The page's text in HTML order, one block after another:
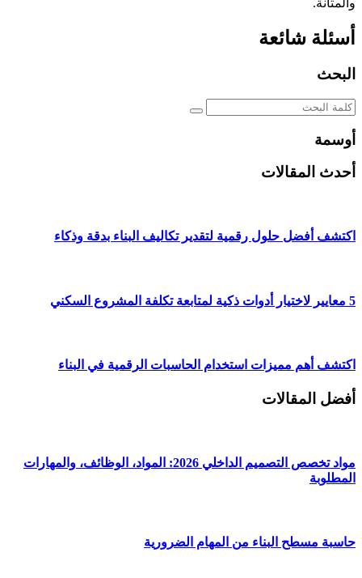
والمتانة.
أسئلة شائعة
البحث
أوسمة
أحدث المقالات
اكتشف أفضل حلول رقمية لتقدير تكاليف البناء بدقة وذكاء
5 معايير لاختيار أدوات ذكية لمتابعة تكلفة المشروع السكني
اكتشف أهم مميزات استخدام الحاسبات الرقمية في البناء
أفضل المقالات
مواد تخصص التصميم الداخلي 2026: المواد، الوظائف، والمهارات
المطلوبة
حاسبة مسطح البناء من المهام الضرورية